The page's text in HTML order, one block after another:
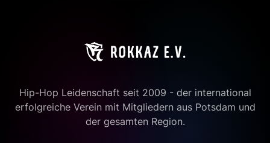
Hip-Hop Leidenschaft seit 2009 - der international
erfolgreiche Verein mit Mitgliedern aus Potsdam und
der gesamten Region.